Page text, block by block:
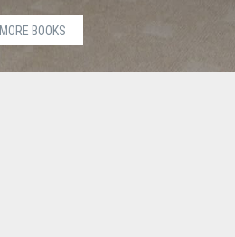
MORE BOOKS